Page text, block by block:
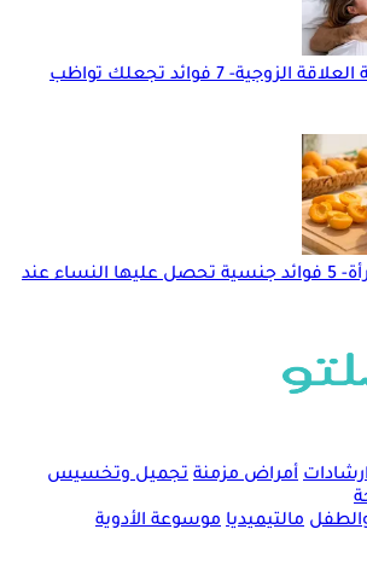
أسباب ممارسة العلاقة الزوجية- 7 فوائد تجعلك تواظب
المشمش للمرأة- 5 فوائد جنسية تحصل عليها النساء عند
أمراض مزمنة تجميل وتخسيس
مالتيميديا موسوعة الأدوية